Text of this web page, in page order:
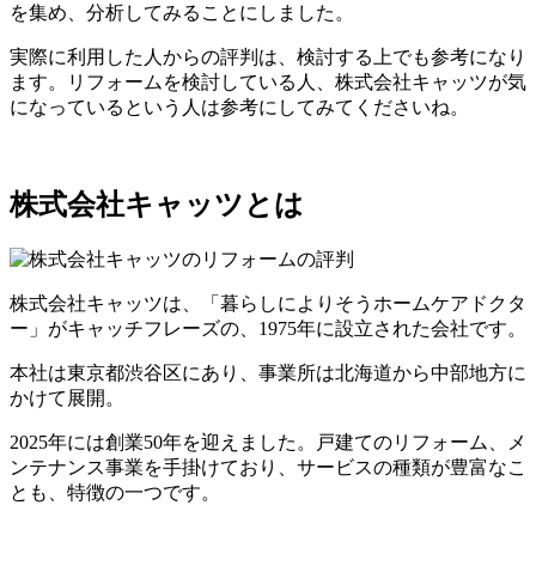
を集め、分析してみることにしました。
実際に利用した人からの評判は、検討する上でも参考になり
ます。リフォームを検討している人、株式会社キャッツが気
になっているという人は参考にしてみてくださいね。
株式会社キャッツとは
株式会社キャッツは、「暮らしによりそうホームケアドクタ
ー」がキャッチフレーズの、1975年に設立された会社です。
本社は東京都渋谷区にあり、事業所は北海道から中部地方に
かけて展開。
2025年には創業50年を迎えました。戸建てのリフォーム、メ
ンテナンス事業を手掛けており、サービスの種類が豊富なこ
とも、特徴の一つです。